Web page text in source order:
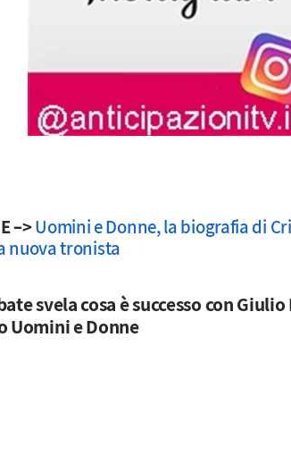
–>Uomini e Donne, la biografia di
nuova tronista
svela cosa è successo con
Uomini e Donne